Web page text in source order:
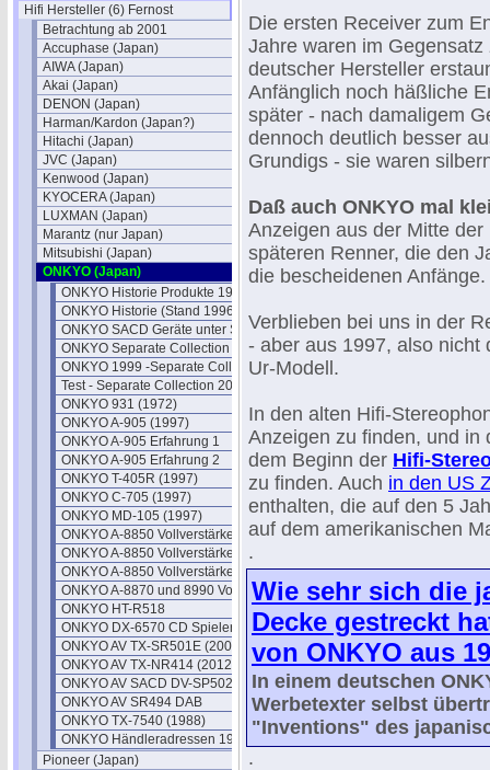
Hifi Hersteller (6) Fernost
Betrachtung ab 2001
Accuphase (Japan)
AIWA (Japan)
Akai (Japan)
DENON (Japan)
Harman/Kardon (Japan?)
Hitachi (Japan)
JVC (Japan)
Kenwood (Japan)
KYOCERA (Japan)
LUXMAN (Japan)
Marantz (nur Japan)
Mitsubishi (Japan)
ONKYO (Japan)
ONKYO Historie Produkte 1991
ONKYO Historie (Stand 1996)
ONKYO SACD Geräte unter SACD
ONKYO Separate Collection Serie
ONKYO 1999 -Separate Collection
Test - Separate Collection 205
ONKYO 931 (1972)
ONKYO A-905 (1997)
ONKYO A-905 Erfahrung 1
ONKYO A-905 Erfahrung 2
ONKYO T-405R (1997)
ONKYO C-705 (1997)
ONKYO MD-105 (1997)
ONKYO A-8850 Vollverstärker I
ONKYO A-8850 Vollverstärker II
ONKYO A-8850 Vollverstärker III
ONKYO A-8870 und 8990 Vollverstärker
ONKYO HT-R518
ONKYO DX-6570 CD Spieler
ONKYO AV TX-SR501E (2002)
ONKYO AV TX-NR414 (2012)
ONKYO AV SACD DV-SP502E
ONKYO AV SR494 DAB
ONKYO TX-7540 (1988)
ONKYO Händleradressen 1987
Pioneer (Japan)
Die ersten Receiver zum
Jahre waren im
deutscher Hersteller
Anfänglich noch häßliche
später - nach damaligem
dennoch deutlich besser
Grundigs - sie waren
Daß auch ONKYO mal
Anzeigen aus der Mitte
späteren Renner, die den
die bescheidenen Anfänge.
Verblieben bei uns in der
- aber aus 1997, also nicht
Ur-Modell.
In den alten Hifi-
Anzeigen zu finden, und in
dem Beginn der Hifi-
zu finden. Auch in den US
enthalten, die auf den 5
auf dem amerikanischen
.
Wie sehr sich die
Decke gestreckt
von ONKYO aus
In einem deutschen
Werbetexter selbst
"Inventions" des
.